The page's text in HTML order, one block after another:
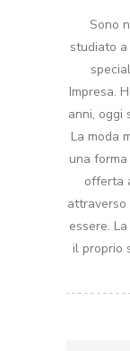
Sono
studiato
Impresa.
anni, oggi
La moda
una
offerta
attraverso
essere.
il proprio